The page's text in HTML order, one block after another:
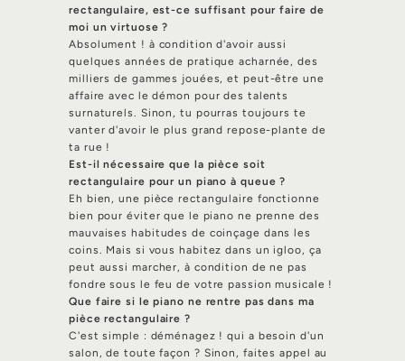
rectangulaire, est-ce suffisant pour faire de
moi un virtuose ?
Absolument ! à condition d'avoir aussi
quelques années de pratique acharnée, des
milliers de gammes jouées, et peut-être une
affaire avec le démon pour des talents
surnaturels. Sinon, tu pourras toujours te
vanter d'avoir le plus grand repose-plante de
ta rue !
Est-il nécessaire que la pièce soit
rectangulaire pour un piano à queue ?
Eh bien, une pièce rectangulaire fonctionne
bien pour éviter que le piano ne prenne des
mauvaises habitudes de coinçage dans les
coins. Mais si vous habitez dans un igloo, ça
peut aussi marcher, à condition de ne pas
fondre sous le feu de votre passion musicale !
Que faire si le piano ne rentre pas dans ma
pièce rectangulaire ?
C'est simple : déménagez ! qui a besoin d'un
salon, de toute façon ? Sinon, faites appel au